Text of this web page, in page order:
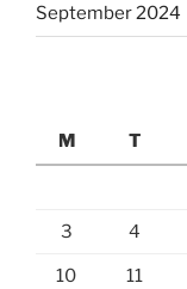
September 2024
M
T
3 4
10 11